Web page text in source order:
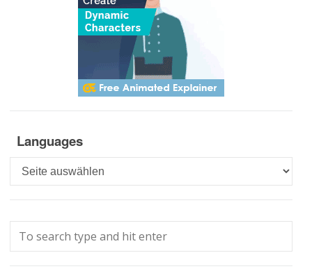
Languages
Languages